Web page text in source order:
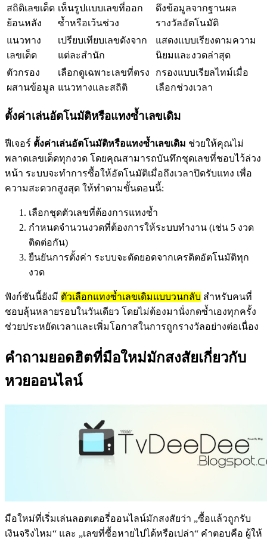
สถิติเลขเด็ด
ย้อนหลัง
เห็นรูปแบบเลขที่ออก
ซ้ำหรือเว้นช่วง
ดึงข้อมูลจากฐานผล
รางวัลอัตโนมัติ
แนวทาง
เลขเด็ด
เปรียบเทียบเลขดังจาก
แต่ละสำนัก
แสดงแบบเรียงตามความ
นิยมและงวดล่าสุด
ตัวกรอง
ผสานข้อมูล
เลือกดูเฉพาะเลขที่ตรง
แนวทางและสถิติ
กรองแบบเรียลไทม์เมื่อ
เลือกช่วงเวลา
ตั้งค่าเล่นอัตโนมัติหรือแทงซ้ำเลขเดิม
ฟีเจอร์ ตั้งค่าเล่นอัตโนมัติหรือแทงซ้ำเลขเดิม ช่วยให้คุณไม่
พลาดเลขเด็ดทุกงวด โดยคุณสามารถบันทึกชุดเลขที่ชอบไว้ล่วง
หน้า ระบบจะทำการซื้อให้อัตโนมัติเมื่อถึงเวลาปิดรับแทง เพื่อ
ความสะดวกสูงสุด ให้ทำตามขั้นตอนนี้:
เลือกชุดตัวเลขที่ต้องการแทงซ้ำ
กำหนดจำนวนงวดที่ต้องการให้ระบบทำงาน (เช่น 5 งวด
ติดต่อกัน)
ยืนยันการตั้งค่า ระบบจะตัดยอดจากเครดิตอัตโนมัติทุก
งวด
ฟังก์ชันนี้ยังมี ตัวเลือกแทงซ้ำเลขเดิมแบบวนกลับ สำหรับคนที่
ชอบลุ้นหลายรอบในวันเดียว โดยไม่ต้องมานั่งกดซ้ำเองทุกครั้ง
ช่วยประหยัดเวลาและเพิ่มโอกาสในการถูกรางวัลอย่างต่อเนื่อง
คำถามยอดฮิตที่มือใหม่มักสงสัยเกี่ยวกับ
หวยออนไลน์
มือใหม่ที่เริ่มเล่นลอตเตอรี่ออนไลน์มักสงสัยว่า „ซื้อแล้วถูกรับ
เงินจริงไหม“ และ „เลขที่ซื้อหายไปได้หรือเปล่า“ คำตอบคือ ผู้ให้